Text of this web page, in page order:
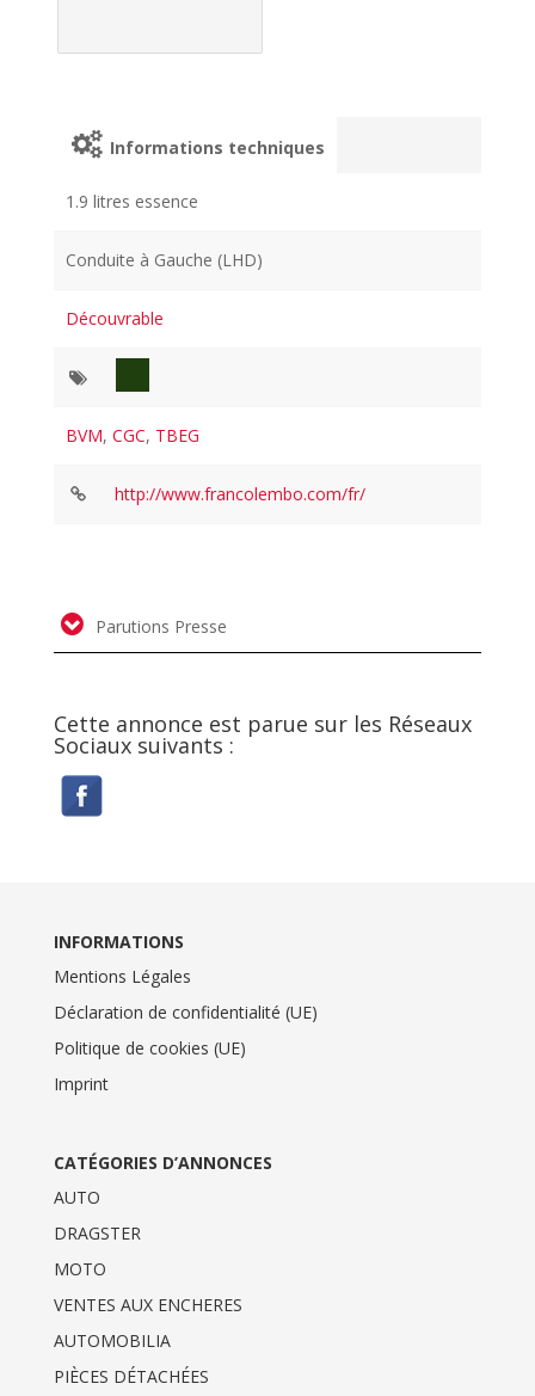
Informations techniques
1.9 litres essence
Conduite à Gauche (LHD)
Découvrable
BVM,CGC, TBEG
http://www.francolembo.com/fr/
Parutions Presse
Cette annonce est parue sur les Réseaux
Sociaux suivants :
INFORMATIONS
Mentions Légales
Déclaration de confidentialité (UE)
Politique de cookies (UE)
Imprint
CATÉGORIES D’ANNONCES
AUTO
DRAGSTER
MOTO
VENTES AUX ENCHERES
AUTOMOBILIA
PIÈCES DÉTACHÉES